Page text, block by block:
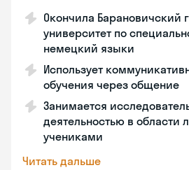
Окончила Барановичский
университет по
немецкий языки
Использует
обучения через общение
Занимается
деятельностью в области
учениками
Читать дальше